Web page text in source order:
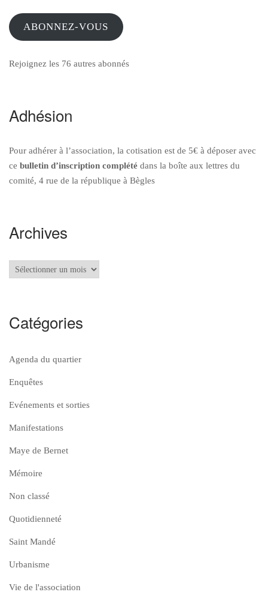
ABONNEZ-VOUS
Rejoignez les 76 autres abonnés
Adhésion
Pour adhérer à l’association, la cotisation est de 5€ à déposer avec
ce bulletin d’inscription complété dans la boîte aux lettres du
comité, 4 rue de la république à Bègles
Archives
Archives
Catégories
Agenda du quartier
Enquêtes
Evénements et sorties
Manifestations
Maye de Bernet
Mémoire
Non classé
Quotidienneté
Saint Mandé
Urbanisme
Vie de l'association